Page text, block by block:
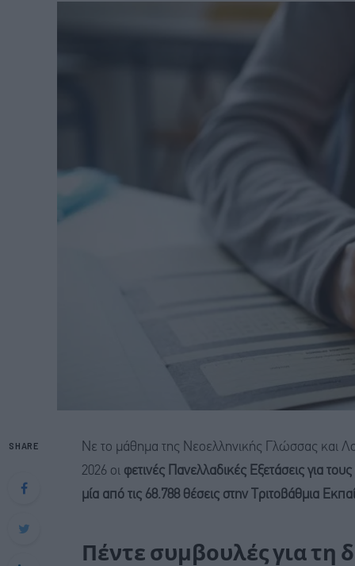
SHARE
Νε το μάθημα της Νεοελληνικής Γλώσσας και
2026 οι φετινές Πανελλαδικές Εξετάσεις για
μία από τις 68.788 θέσεις στην Τριτοβάθμια
Πέντε συμβουλές για τη